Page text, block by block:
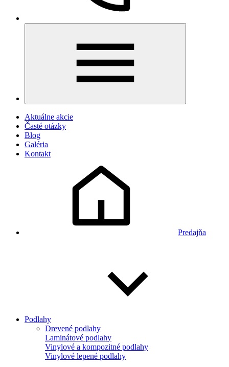
Aktuálne akcie
Časté otázky
Blog
Galéria
Kontakt
Predajňa
Podlahy
Drevené podlahy
Laminátové podlahy
Vinylové a kompozitné podlahy
Vinylové lepené podlahy